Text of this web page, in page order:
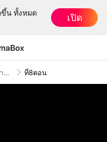
น ทั้งหมด
เปิด
ชะตารักชายาพยากรณ์ ที่8ตอน